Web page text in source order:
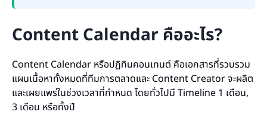
Content Calendar คืออะไร?
Content Calendar หรือปฏิทินคอนเทนต์ คือเอกสารที่รวบรวม
แผนเนื้อหาทั้งหมดที่ทีมการตลาดและ Content Creator จะผลิต
และเผยแพร่ในช่วงเวลาที่กำหนด โดยทั่วไปมี Timeline 1 เดือน,
3 เดือน หรือทั้งปี